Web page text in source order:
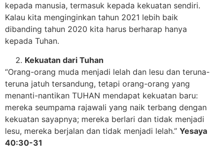
kepada manusia, termasuk kepada kekuatan sendiri.
Kalau kita menginginkan tahun 2021 lebih baik
dibanding tahun 2020 kita harus berharap hanya
kepada Tuhan.
Kekuatan dari Tuhan
“Orang-orang muda menjadi lelah dan lesu dan teruna-
teruna jatuh tersandung, tetapi orang-orang yang
menanti-nantikan TUHAN mendapat kekuatan baru:
mereka seumpama rajawali yang naik terbang dengan
kekuatan sayapnya; mereka berlari dan tidak menjadi
lesu, mereka berjalan dan tidak menjadi lelah.” Yesaya
40:30-31